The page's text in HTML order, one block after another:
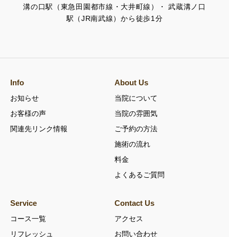
溝の口駅（東急田園都市線・大井町線）・ 武蔵溝ノ口
駅（JR南武線）から徒歩1分
Info
お知らせ
お客様の声
関連先リンク情報
About Us
当院について
当院の雰囲気
ご予約の方法
施術の流れ
料金
よくあるご質問
Service
コース一覧
リフレッシュ
Contact Us
アクセス
お問い合わせ